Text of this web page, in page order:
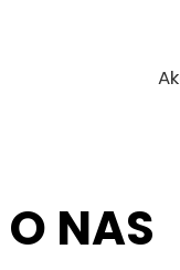
O NAS